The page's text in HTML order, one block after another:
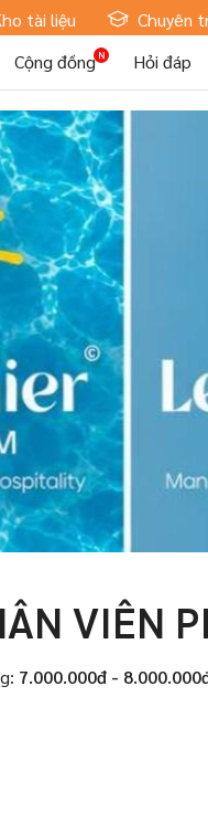
tài liệu Chuyên
Cộng đồng
Hỏi đáp
VIÊN
7.000.000đ -